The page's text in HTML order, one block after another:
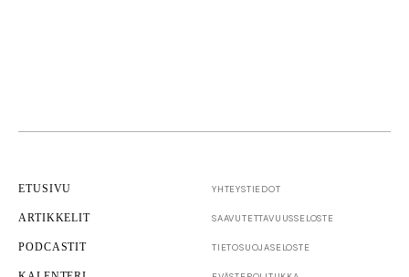
ETUSIVU
ARTIKKELIT
PODCASTIT
YHTEYSTIEDOT
SAAVUTETTAVUUS­SELOSTE
TIETOSUOJASELOSTE